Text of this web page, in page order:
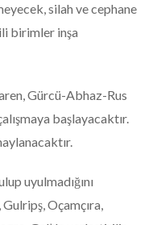
silah ve cephane
birimler inşa
Gürcü-Abhaz-Rus
başlayacaktır.
uyulmadığını
Oçamçıra,